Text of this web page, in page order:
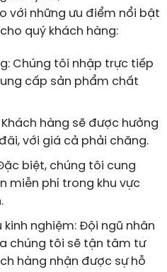
với những ưu điểm nổi bật
quý khách hàng:
Chúng tôi nhập trực tiếp
cấp sản phẩm chất
hàng sẽ được hưởng
với giá cả phải chăng.
biệt, chúng tôi cung
miễn phí trong khu vực
nghiệm: Đội ngũ nhân
chúng tôi sẽ tận tâm tư
hàng nhận được sự hỗ